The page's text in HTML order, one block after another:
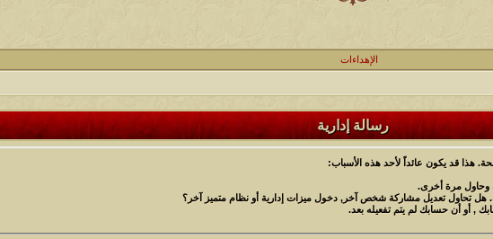
الإهداءات
رسالة إدارية
هذا قد يكون عائداً لأحد هذه الأسباب:
وحاول مرة أخرى.
هل تحاول تعديل مشاركة شخص آخر, دخول ميزات إدارية أو نظام متميز آخر؟
, أو أن حسابك لم يتم تفعيله بعد.